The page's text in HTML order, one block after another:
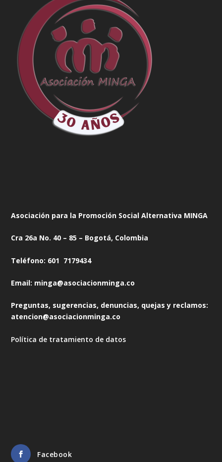
Asociación para la Promoción Social Alternativa MINGA
Cra 26a No. 40 – 85 – Bogotá, Colombia
Teléfono: 601 7179434
Email: minga@asociacionminga.co
Preguntas, sugerencias, denuncias, quejas y reclamos:
atencion@asociacionminga.co
Política de tratamiento de datos
Facebook